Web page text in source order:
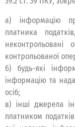
а) інформацію
платника
неконтрольовані
контрольованої
б) будь-які
інформацію та
осіб;
в) інші джерела
платником